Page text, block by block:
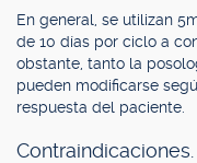
En general, se utilizan
de 10 días por ciclo a
obstante, tanto la
pueden modificarse
respuesta del paciente.
Contraindicaciones.